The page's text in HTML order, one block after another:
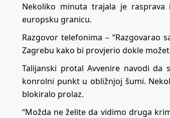
Nekoliko minuta trajala je
europsku granicu.
Razgovor telefonima –
Zagrebu kako bi provjerio dokle
Talijanski protal Avvenire navodi
konrolni punkt u obližnjoj šumi.
blokiralo prolaz.
“Možda ne želite da vidimo druga